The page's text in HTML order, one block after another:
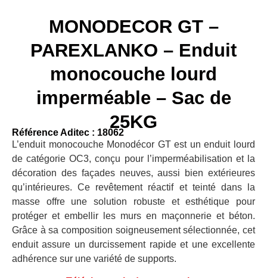
MONODECOR GT –
PAREXLANKO – Enduit
monocouche lourd
imperméable – Sac de
25KG
Référence Aditec : 18062
L’enduit monocouche Monodécor GT est un enduit lourd
de catégorie OC3, conçu pour l’imperméabilisation et la
décoration des façades neuves, aussi bien extérieures
qu’intérieures. Ce revêtement réactif et teinté dans la
masse offre une solution robuste et esthétique pour
protéger et embellir les murs en maçonnerie et béton.
Grâce à sa composition soigneusement sélectionnée, cet
enduit assure un durcissement rapide et une excellente
adhérence sur une variété de supports.